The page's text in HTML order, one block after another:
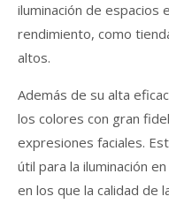
iluminación de espacios
rendimiento, como
altos.
Además de su alta
los colores con gran
expresiones faciales.
útil para la iluminación
en los que la calidad de